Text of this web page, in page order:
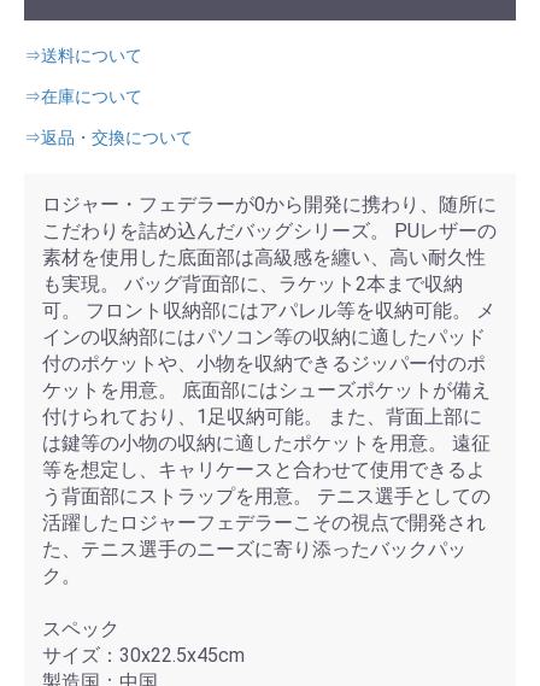
⇒送料について
⇒在庫について
⇒返品・交換について
ロジャー・フェデラーが0から開発に携わり、随所に
こだわりを詰め込んだバッグシリーズ。 PUレザーの
素材を使用した底面部は高級感を纏い、高い耐久性
も実現。 バッグ背面部に、ラケット2本まで収納
可。 フロント収納部にはアパレル等を収納可能。 メ
インの収納部にはパソコン等の収納に適したパッド
付のポケットや、小物を収納できるジッパー付のポ
ケットを用意。 底面部にはシューズポケットが備え
付けられており、1足収納可能。 また、背面上部に
は鍵等の小物の収納に適したポケットを用意。 遠征
等を想定し、キャリケースと合わせて使用できるよ
う背面部にストラップを用意。 テニス選手としての
活躍したロジャーフェデラーこその視点で開発され
た、テニス選手のニーズに寄り添ったバックパッ
ク。
スペック
サイズ：30x22.5x45cm